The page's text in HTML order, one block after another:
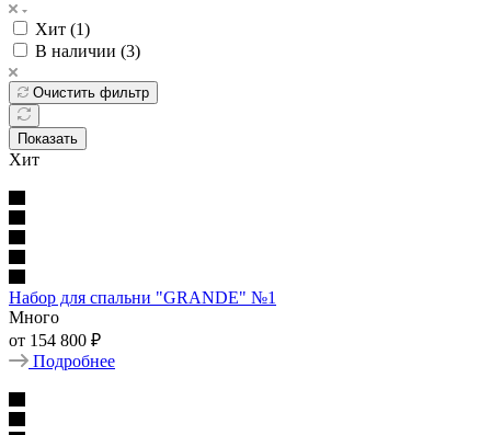
Хит (1)
В наличии (3)
Очистить фильтр
Показать
Хит
Набор для спальни "GRANDE" №1
Много
от 154 800 ₽
Подробнее